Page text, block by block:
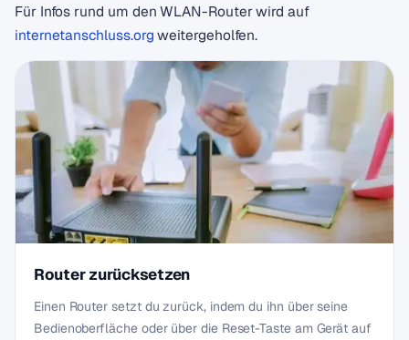
Für Infos rund um den WLAN-Router wird auf
internetanschluss.orgweitergeholfen.
Router zurücksetzen
Einen Router setzt du zurück, indem du ihn über seine
Bedienoberfläche oder über die Reset-Taste am Gerät auf